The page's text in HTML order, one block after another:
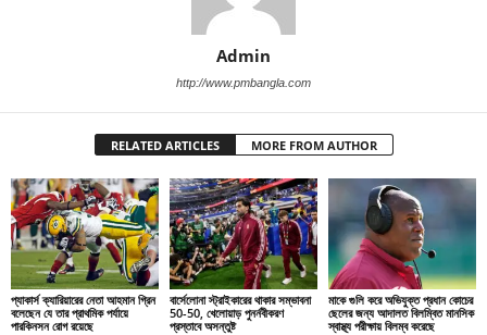
Admin
http://www.pmbangla.com
RELATED ARTICLES MORE FROM AUTHOR
প্যাকার্স ক্যারিয়ারের নেতা আহমান গ্রিন
বলেছেন যে তার প্রাথমিক পর্যায়ে
পারকিনসন রোগ রয়েছে
বার্সেলোনা স্ট্রাইকারের থাকার সম্ভাবনা
50-50, খেলোয়াড় পুনর্নবীকরণ
প্রস্তাবে অসন্তুষ্ট
মাকে গুলি করে অভিযুক্ত প্রধান কোচের
ছেলের জন্য আদালত বিলম্বিত মানসিক
স্বাস্থ্য পরীক্ষায় বিলম্ব করেছে